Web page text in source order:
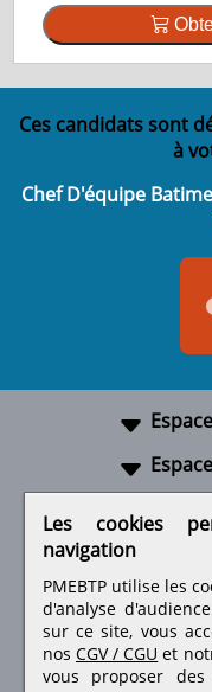
Ces candidats sont
à
Chef D'équipe
Retrouvez-
Les cookies
navigation
PMEBTP utilise les
d'analyse
sur ce site, vous
nos CGV / CGU et
vous proposer